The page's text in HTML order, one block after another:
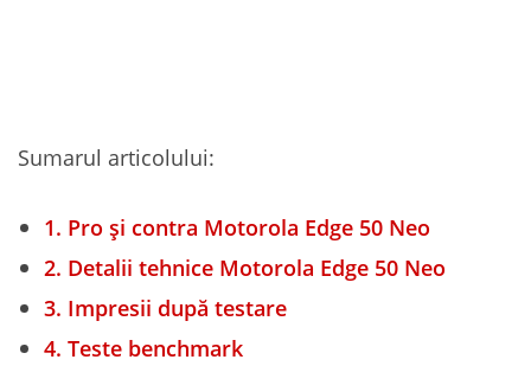
Sumarul articolului:
1. Pro și contra Motorola Edge 50 Neo
2. Detalii tehnice Motorola Edge 50 Neo
3. Impresii după testare
4. Teste benchmark